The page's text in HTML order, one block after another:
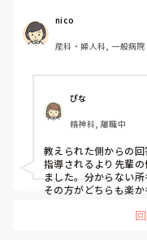
と思います。
教育は「やる気がな
とも大切だと思いま
なく、教育方法や職場
していくことで、より
ではないでしょうか。
私は自分だけではな
さん、副主任さんク
ら相談しています！
教育担当頑張ってく
その場で必要最低限の
と教えてあげたい」と
ことが多く、後輩にも
同じような状況の中
な工夫をされていま
指導するコツや、日
いただきたいです。
忙しい病棟だからこ
させてください。
nico
産科・婦人科, 一般病院
ぴな
精神科, 離職中
教えられた側からの
指導されるより先輩
ました。分からない
その方がどちらも楽か